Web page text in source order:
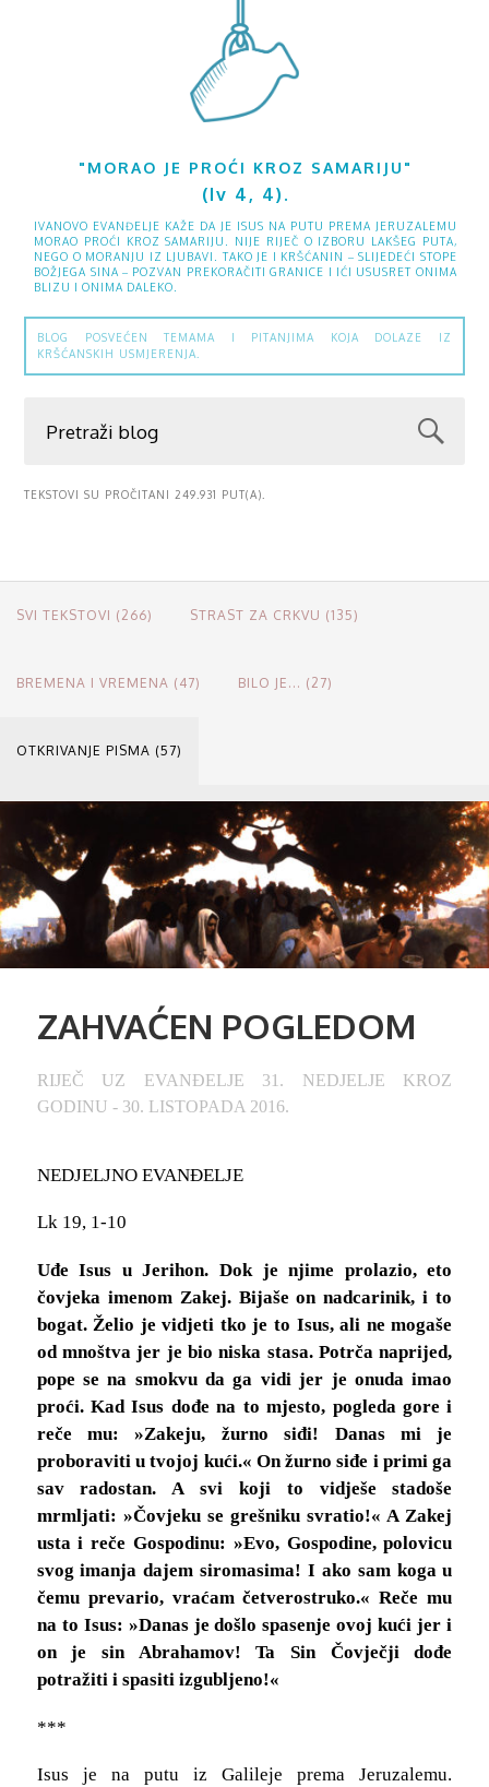
"MORAO JE PROĆI KROZ SAMARIJU"
(Iv 4, 4).
IVANOVO EVANĐELJE KAŽE DA JE ISUS NA PUTU PREMA JERUZALEMU
MORAO PROĆI KROZ SAMARIJU. NIJE RIJEČ O IZBORU LAKŠEG PUTA,
NEGO O MORANJU IZ LJUBAVI. TAKO JE I KRŠĆANIN – SLIJEDEĆI STOPE
BOŽJEGA SINA – POZVAN PREKORAČITI GRANICE I IĆI USUSRET ONIMA
BLIZU I ONIMA DALEKO.
BLOG POSVEĆEN TEMAMA I PITANJIMA KOJA DOLAZE IZ
KRŠĆANSKIH USMJERENJA.
TEKSTOVI SU PROČITANI 249.931 PUT(A).
SVI TEKSTOVI (266) STRAST ZA CRKVU (135)
BREMENA I VREMENA (47) BILO JE... (27)
OTKRIVANJE PISMA (57)
ZAHVAĆEN POGLEDOM
RIJEČ UZ EVANĐELJE 31. NEDJELJE KROZ
GODINU - 30. LISTOPADA 2016.
NEDJELJNO EVANĐELJE
Lk 19, 1-10
Uđe Isus u Jerihon. Dok je njime prolazio, eto
čovjeka imenom Zakej. Bijaše on nadcarinik, i to
bogat. Želio je vidjeti tko je to Isus, ali ne mogaše
od mnoštva jer je bio niska stasa. Potrča naprijed,
pope se na smokvu da ga vidi jer je onuda imao
proći. Kad Isus dođe na to mjesto, pogleda gore i
reče mu: »Zakeju, žurno siđi! Danas mi je
proboraviti u tvojoj kući.« On žurno siđe i primi ga
sav radostan. A svi koji to vidješe stadoše
mrmljati: »Čovjeku se grešniku svratio!« A Zakej
usta i reče Gospodinu: »Evo, Gospodine, polovicu
svog imanja dajem siromasima! I ako sam koga u
čemu prevario, vraćam četverostruko.« Reče mu
na to Isus: »Danas je došlo spasenje ovoj kući jer i
on je sin Abrahamov! Ta Sin Čovječji dođe
potražiti i spasiti izgubljeno!«
***
Isus je na putu iz Galileje prema Jeruzalemu.